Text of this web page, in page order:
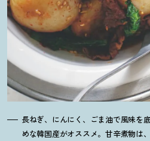
長ねぎ、にんにく、ごま油で風味を
めな韓国産がオススメ。甘辛煮物は